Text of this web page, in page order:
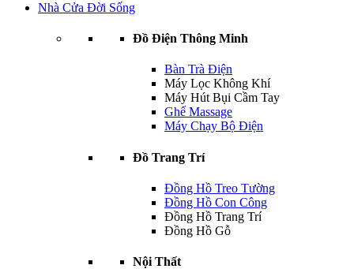
Nhà Cửa Đời Sống
Đồ Điện Thông Minh
Bàn Trà Điện
Máy Lọc Không Khí
Máy Hút Bụi Cầm Tay
Ghế Massage
Máy Chạy Bộ Điện
Đồ Trang Trí
Đồng Hồ Treo Tường
Đồng Hồ Con Công
Đồng Hồ Trang Trí
Đồng Hồ Gỗ
Nội Thất